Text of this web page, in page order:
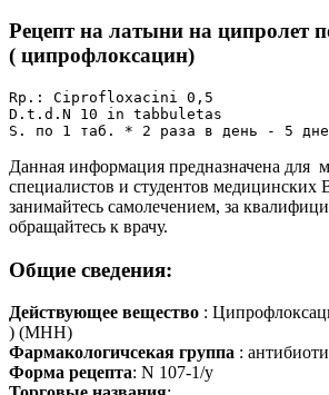
Рецепт на латыни на
( ципрофлоксацин)
Rp.: Ciprofloxacini 0,5
D.t.d.N 10 in tabbuletas
S. по 1 таб. * 2 раза в день - 5
Данная информация предназначена для
специалистов и студентов медицинских
занимайтесь самолечением, за
обращайтесь к врачу.
Общие сведения:
Действующее вещество :
) (МНН)
Фармакологичсекая группа :
Форма рецепта: N 107-1/у